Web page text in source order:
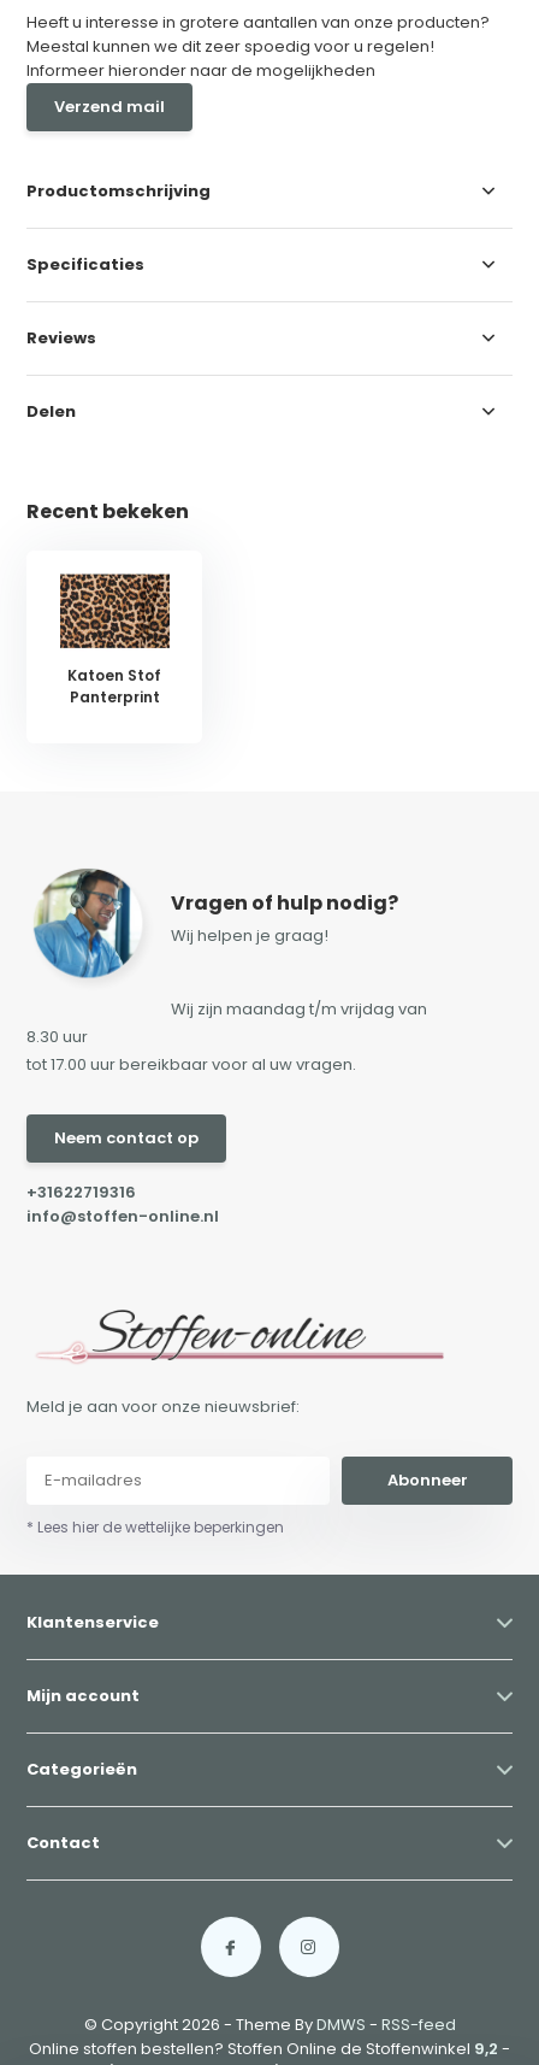
Heeft u interesse in grotere aantallen van onze producten?
Meestal kunnen we dit zeer spoedig voor u regelen!
Informeer hieronder naar de mogelijkheden
Verzend mail
Productomschrijving
Specificaties
Reviews
Delen
Recent bekeken
Katoen Stof
Panterprint
Vragen of hulp nodig?
Wij helpen je graag!
Wij zijn maandag t/m vrijdag van
8.30 uur
tot 17.00 uur bereikbaar voor al uw vragen.
Neem contact op
+31622719316
info@stoffen-online.nl
Meld je aan voor onze nieuwsbrief:
Abonneer
* Lees hier de wettelijke beperkingen
Klantenservice
Mijn account
Categorieën
Contact
© Copyright 2026 - Theme ByDMWS - RSS-feed
Online stoffen bestellen? Stoffen Online de Stoffenwinkel 9,2 -